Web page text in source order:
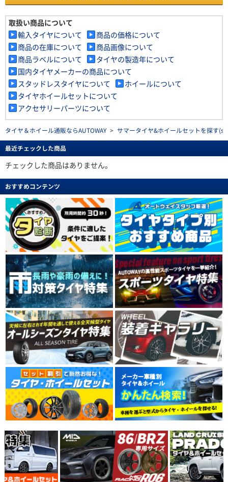
取扱い商品について
輸入タイヤについて
商品の価格について
商品の在庫について
商品画像について
商品ラベルについて
タイヤの製造年について
国内タイヤメーカーの商品について
スタッドレスタイヤについて
ホイールについて
タイヤホイールセットについて
アクセサリーパーツについて
タイヤ＆ホイール通販ならAUTOWAY > サマータイヤ&ホイールセットを探す
最近チェックした商品
チェックした商品はありません。
おすすめコンテンツ